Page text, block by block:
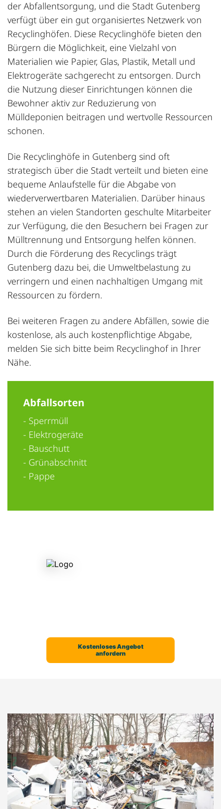
der Abfallentsorgung, und die Stadt Gutenberg
verfügt über ein gut organisiertes Netzwerk von
Recyclinghöfen. Diese Recyclinghöfe bieten den
Bürgern die Möglichkeit, eine Vielzahl von
Materialien wie Papier, Glas, Plastik, Metall und
Elektrogeräte sachgerecht zu entsorgen. Durch
die Nutzung dieser Einrichtungen können die
Bewohner aktiv zur Reduzierung von
Mülldeponien beitragen und wertvolle Ressourcen
schonen.
Die Recyclinghöfe in Gutenberg sind oft
strategisch über die Stadt verteilt und bieten eine
bequeme Anlaufstelle für die Abgabe von
wiederverwertbaren Materialien. Darüber hinaus
stehen an vielen Standorten geschulte Mitarbeiter
zur Verfügung, die den Besuchern bei Fragen zur
Mülltrennung und Entsorgung helfen können.
Durch die Förderung des Recyclings trägt
Gutenberg dazu bei, die Umweltbelastung zu
verringern und einen nachhaltigen Umgang mit
Ressourcen zu fördern.
Bei weiteren Fragen zu andere Abfällen, sowie die
kostenlose, als auch kostenpflichtige Abgabe,
melden Sie sich bitte beim Recyclinghof in Ihrer
Nähe.
Abfallsorten
- Sperrmüll
- Elektrogeräte
- Bauschutt
- Grünabschnitt
- Pappe